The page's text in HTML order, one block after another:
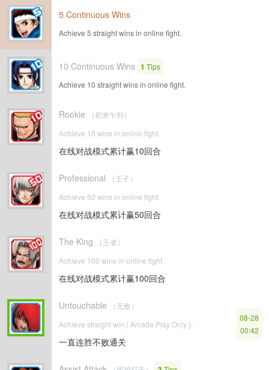
5 Continuous Wins
Achieve 5 straight wins in online fight.
10 Continuous Wins 1 Tips
Achieve 10 straight wins in online fight.
Rookie
（初来乍到）
Achieve 10 wins in online fight.
在线对战模式累计赢10回合
Professional
（王子）
Achieve 50 wins in online fight.
在线对战模式累计赢50回合
The King
（王者）
Achieve 100 wins in online fight.
在线对战模式累计赢100回合
Untouchable
（无敌）
Achieve straight win ( Arcade Play Only ).
一直连胜不败通关
08-28
00:42